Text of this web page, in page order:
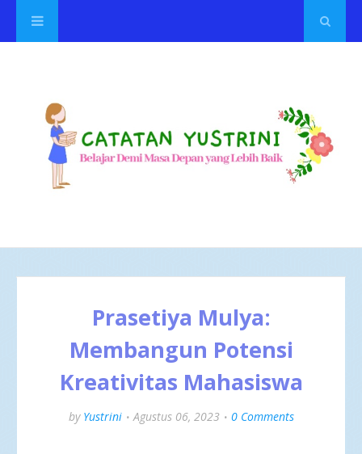
Prasetiya Mulya:
Membangun Potensi
Kreativitas Mahasiswa
by Yustrini Agustus 06, 2023 0 Comments